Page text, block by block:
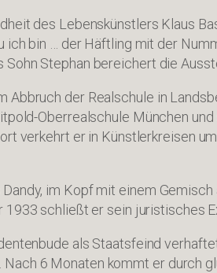
des Lebenskünstlers Klaus
ich bin … der Häftling mit der
Sohn Stephan bereichert die
Abbruch der Realschule in
Oberrealschule München
verkehrt er in Künstlerkreisen
im Kopf mit einem
schließt er sein juristisches
als Staatsfeind
6 Monaten kommt er